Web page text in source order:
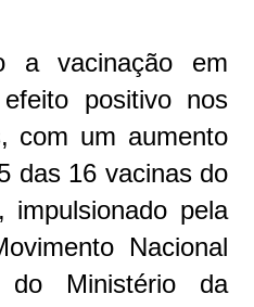
a vacinação em
positivo nos
com um aumento
das 16 vacinas do
impulsionado pela
Nacional
do Ministério da